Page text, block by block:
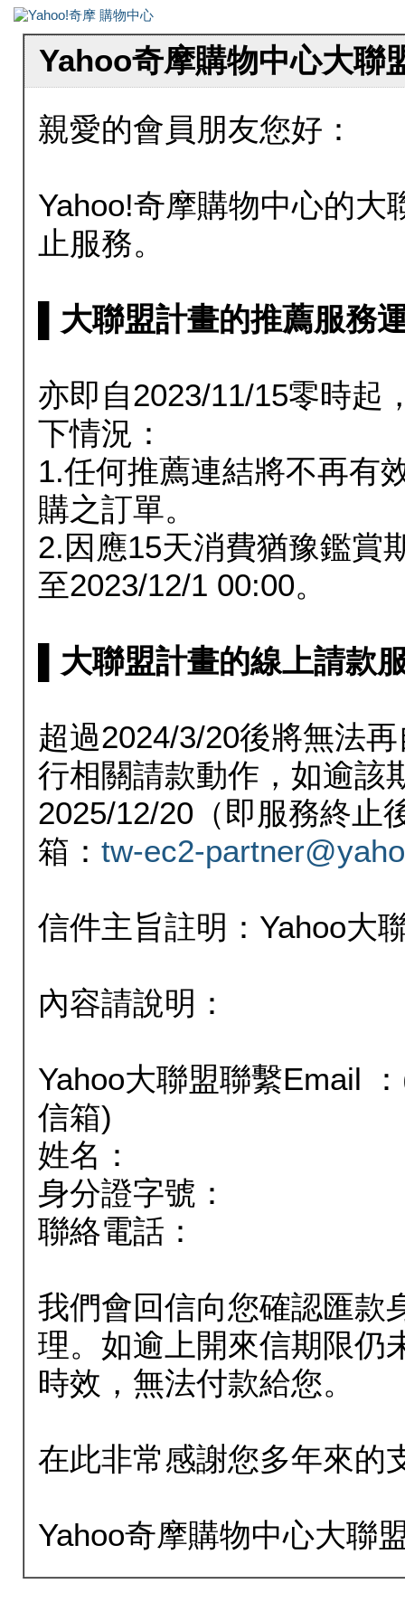
Yahoo奇摩購物中心大聯
親愛的會員朋友您好：
Yahoo!奇摩購物中心的大
止服務。
▌大聯盟計畫的推薦服務
亦即自2023/11/15零時起
下情況：
1.任何推薦連結將不再有
購之訂單。
2.因應15天消費猶豫鑑賞
至2023/12/1 00:00。
▌大聯盟計畫的線上請款
超過2024/3/20後將無法
行相關請款動作，如逾該
2025/12/20（即服務終止
箱： tw-ec2-
信件主旨註明：Yahoo大
內容請說明：
Yahoo大聯盟聯繫Email
信箱)
姓名：
身分證字號：
聯絡電話：
我們會回信向您確認匯款
理。如逾上開來信期限仍
時效，無法付款給您。
在此非常感謝您多年來的
Yahoo奇摩購物中心大